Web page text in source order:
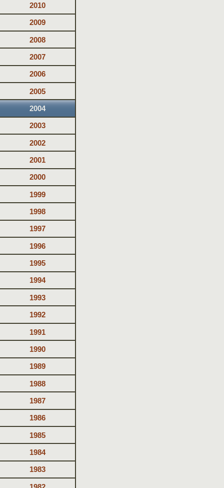
2010
2009
2008
2007
2006
2005
2004
2003
2002
2001
2000
1999
1998
1997
1996
1995
1994
1993
1992
1991
1990
1989
1988
1987
1986
1985
1984
1983